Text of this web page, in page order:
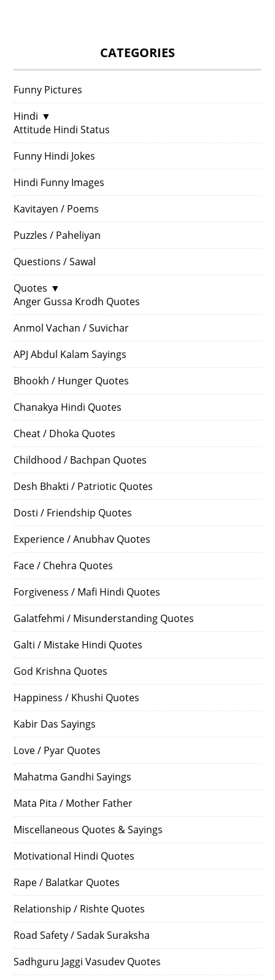
CATEGORIES
Funny Pictures
Hindi ▼
Attitude Hindi Status
Funny Hindi Jokes
Hindi Funny Images
Kavitayen / Poems
Puzzles / Paheliyan
Questions / Sawal
Quotes ▼
Anger Gussa Krodh Quotes
Anmol Vachan / Suvichar
APJ Abdul Kalam Sayings
Bhookh / Hunger Quotes
Chanakya Hindi Quotes
Cheat / Dhoka Quotes
Childhood / Bachpan Quotes
Desh Bhakti / Patriotic Quotes
Dosti / Friendship Quotes
Experience / Anubhav Quotes
Face / Chehra Quotes
Forgiveness / Mafi Hindi Quotes
Galatfehmi / Misunderstanding Quotes
Galti / Mistake Hindi Quotes
God Krishna Quotes
Happiness / Khushi Quotes
Kabir Das Sayings
Love / Pyar Quotes
Mahatma Gandhi Sayings
Mata Pita / Mother Father
Miscellaneous Quotes & Sayings
Motivational Hindi Quotes
Rape / Balatkar Quotes
Relationship / Rishte Quotes
Road Safety / Sadak Suraksha
Sadhguru Jaggi Vasudev Quotes